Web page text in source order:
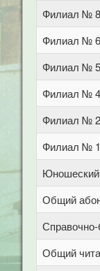
Филиал № 8
Филиал № 6
Филиал № 5
Филиал № 4
Филиал № 2
Филиал № 1
Общий
Общий